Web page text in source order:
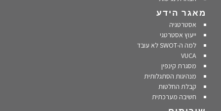
מאגר הידע
אסטרטגיה
ייעוץ אסטרטגי
למה ה-SWOT לא עובד
VUCA
מסגרת קינפין
מנהיגות הסתגלותית
קבלת החלטות
חשיבה מערכתית